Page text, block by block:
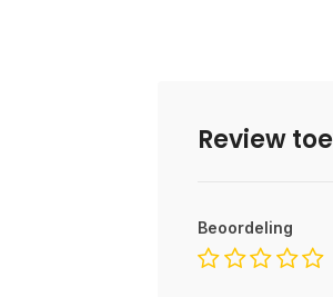
Review
Beoordeling